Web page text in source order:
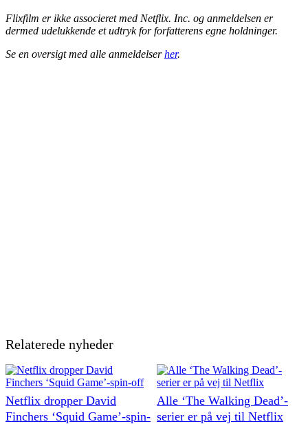
Flixfilm er ikke associeret med Netflix. Inc. og anmeldelsen er
dermed udelukkende et udtryk for forfatterens egne holdninger.
Se en oversigt med alle anmeldelserher.
Relaterede nyheder
Netflix dropper David
Finchers ‘Squid Game’-spin-
Alle ‘The Walking Dead’-
serier er på vej til Netflix